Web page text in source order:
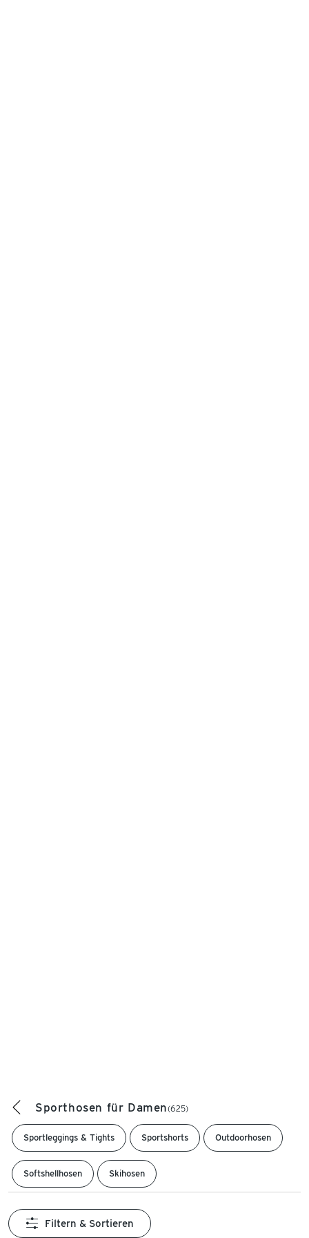
Sporthosen für Damen(625)
Sportleggings & Tights Sportshorts Outdoorhosen
Softshellhosen Skihosen
Filtern & Sortieren